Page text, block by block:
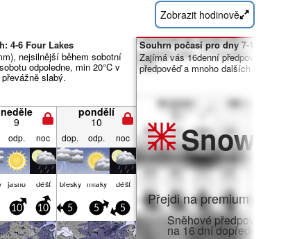
Zobrazit hodinově
4-6 Four Lakes
nejsilnější během sobotní
odpoledne, min 20°C v
slabý.
neděle
9
pondělí
10
odp. noc dop. odp. noc
jasno déšť blesky mraky déšť
10 10 5 5 5
Souhrn počasí pro dny 7-16:
Zajímá vás 16denní předpověď?
předpověď a mnoho dalších funkcí
Snow
Přejdi na premium a
Sněhové předpovědi
na 16 dní dopředu